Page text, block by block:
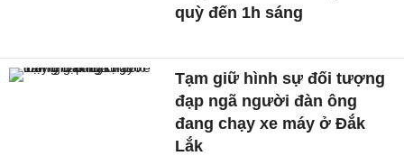
quỳ đến 1h sáng
Tạm giữ hình sự đối tượng
đạp ngã người đàn ông
đang chạy xe máy ở Đắk
Lắk